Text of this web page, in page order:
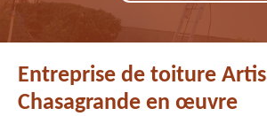
Entreprise de toiture
Chasagrande en œuvre